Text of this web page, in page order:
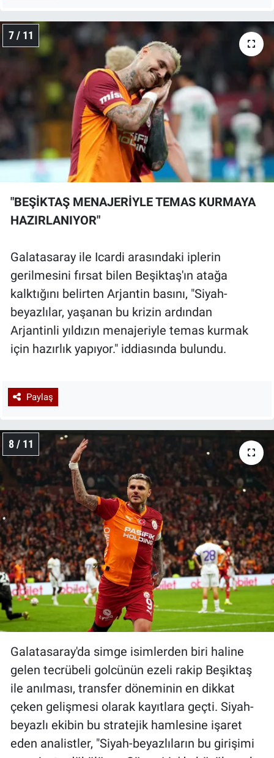
7 / 11
"BEŞİKTAŞ MENAJERİYLE TEMAS KURMAYA
HAZIRLANIYOR"
Galatasaray ile Icardi arasındaki iplerin
gerilmesini fırsat bilen Beşiktaş'ın atağa
kalktığını belirten Arjantin basını, "Siyah-
beyazlılar, yaşanan bu krizin ardından
Arjantinli yıldızın menajeriyle temas kurmak
için hazırlık yapıyor." iddiasında bulundu.
Paylaş
8 / 11
Galatasaray'da simge isimlerden biri haline
gelen tecrübeli golcünün ezeli rakip Beşiktaş
ile anılması, transfer döneminin en dikkat
çeken gelişmesi olarak kayıtlara geçti. Siyah-
beyazlı ekibin bu stratejik hamlesine işaret
eden analistler, "Siyah-beyazlıların bu girişimi